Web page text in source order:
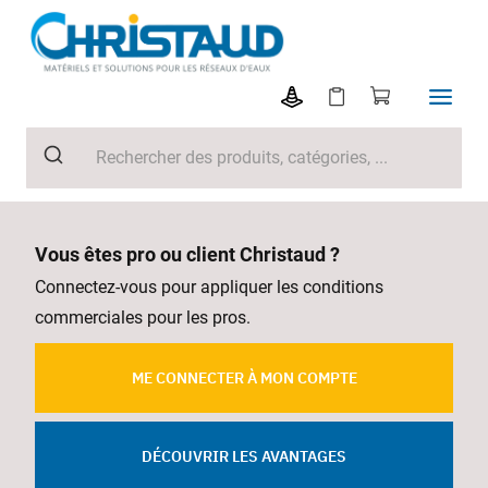
Vous êtes pro ou client Christaud ?
Connectez-vous pour appliquer les conditions
commerciales pour les pros.
ME CONNECTER À MON COMPTE
DÉCOUVRIR LES AVANTAGES